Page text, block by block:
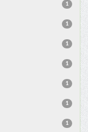
1
1
1
1
1
1
1